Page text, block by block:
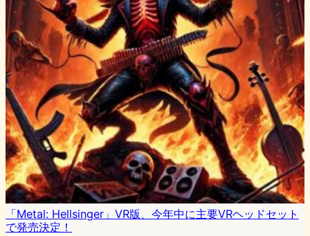
「Metal: Hellsinger」VR版、今年中に主要VRヘッドセット
で発売決定！